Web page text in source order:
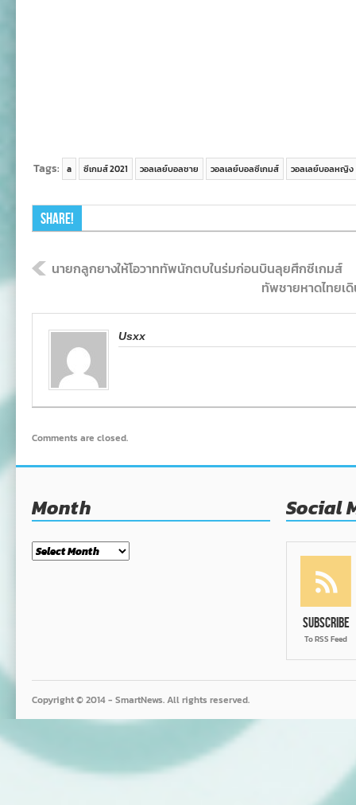
Tags: a ซีเกมส์ 2021 วอลเลย์บอลชาย วอลเลย์บอลซีเกมส์ วอลเลย์บอลหญิง
Share!
นายกลูกยางให้โอวาททัพนักตบในร่มก่อนบินลุยศึกซีเกมส์
ทัพชายหาดไทยเ
Usxx
Comments are closed.
Month
Month
Social
Subscribe
To RSS Feed
Copyright © 2014 - SmartNews. All rights reserved.